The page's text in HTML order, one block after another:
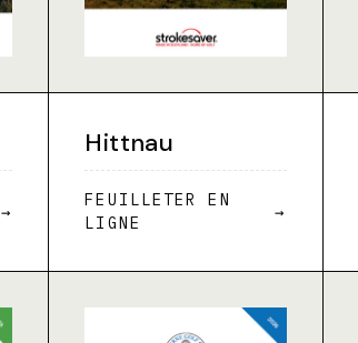
→
Hittnau
FEUILLETER EN
LIGNE
→